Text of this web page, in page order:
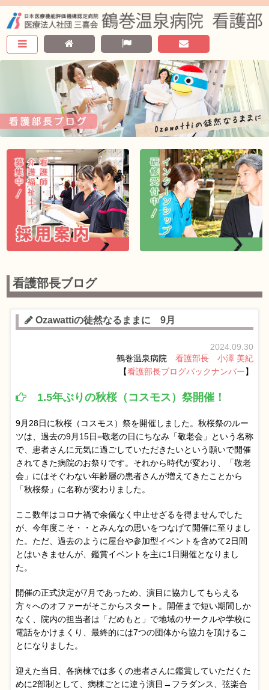
看護部長ブログ
Ozawattiの徒然なるままに 9月
2024.09.30
鶴巻温泉病院看護部長 小澤 美紀
【看護部長ブログバックナンバー】
1.5年ぶりの秋桜（コスモス）祭開催！
9月28日に秋桜（コスモス）祭を開催しました。秋桜祭のルー
ツは、過去の9月15日=敬老の日にちなみ「敬老会」という名称
で、患者さんに元気に過ごしていただきたいという願いで開催
されてきた病院のお祭りです。それから時代が変わり、「敬老
会」にはそぐわない年齢層の患者さんが増えてきたことから
「秋桜祭」に名称が変わりました。
ここ数年はコロナ禍で余儀なく中止せざるを得ませんでした
が、今年度こそ・・とみんなの思いをつなげて開催に至りまし
た。ただ、過去のように屋台や参加型イベントを含めて2日間
とはいきませんが、鑑賞イベントを主に1日開催となりまし
た。
開催の正式決定が7月であっため、演目に協力してもらえる
方々へのオファーがそこからスタート。開催まで短い期間しか
なく、院内の担当者は「だめもと」で地域のサークルや学校に
電話をかけまくり、最終的には7つの団体から協力を頂けるこ
とになりました。
迎えた当日、各病棟では多くの患者さんに鑑賞していただくた
めに2部制として、病棟ごとに違う演目→フラダンス、弦楽合